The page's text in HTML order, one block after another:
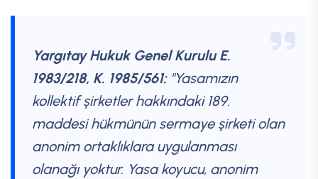
Yargıtay Hukuk Genel Kurulu E.
1983/218, K. 1985/561:"Yasamızın
kollektif şirketler hakkındaki 189.
maddesi hükmünün sermaye şirketi olan
anonim ortaklıklara uygulanması
olanağı yoktur. Yasa koyucu, anonim